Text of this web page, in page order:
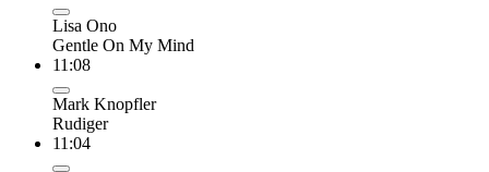
Lisa Ono
Gentle On My Mind
11:08
Mark Knopfler
Rudiger
11:04